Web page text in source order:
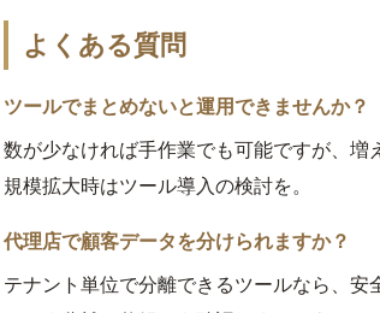
よくある質問
ツールでまとめないと運用できませんか？
数が少なければ手作業でも可能ですが、増
規模拡大時はツール導入の検討を。
代理店で顧客データを分けられますか？
テナント単位で分離できるツールなら、